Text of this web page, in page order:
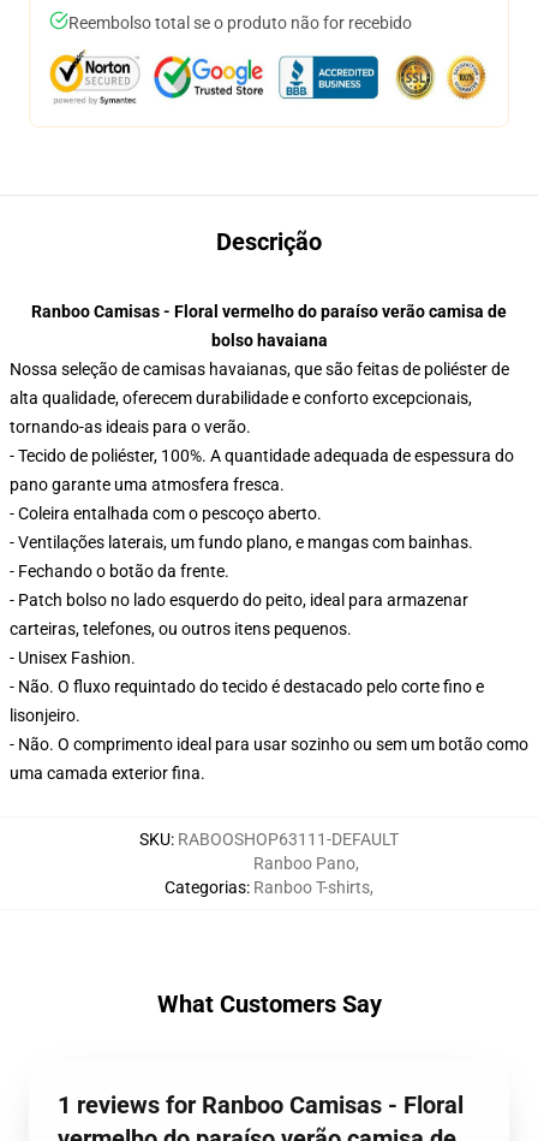
Reembolso total se o produto não for recebido
Descrição
Ranboo Camisas - Floral vermelho do paraíso verão camisa de
bolso havaiana
Nossa seleção de camisas havaianas, que são feitas de poliéster de
alta qualidade, oferecem durabilidade e conforto excepcionais,
tornando-as ideais para o verão.
- Tecido de poliéster, 100%. A quantidade adequada de espessura do
pano garante uma atmosfera fresca.
- Coleira entalhada com o pescoço aberto.
- Ventilações laterais, um fundo plano, e mangas com bainhas.
- Fechando o botão da frente.
- Patch bolso no lado esquerdo do peito, ideal para armazenar
carteiras, telefones, ou outros itens pequenos.
- Unisex Fashion.
- Não. O fluxo requintado do tecido é destacado pelo corte fino e
lisonjeiro.
- Não. O comprimento ideal para usar sozinho ou sem um botão como
uma camada exterior fina.
SKU: RABOOSHOP63111-DEFAULT
Categorias:
Ranboo Pano,
Ranboo T-shirts,
What Customers Say
1 reviews for Ranboo Camisas - Floral